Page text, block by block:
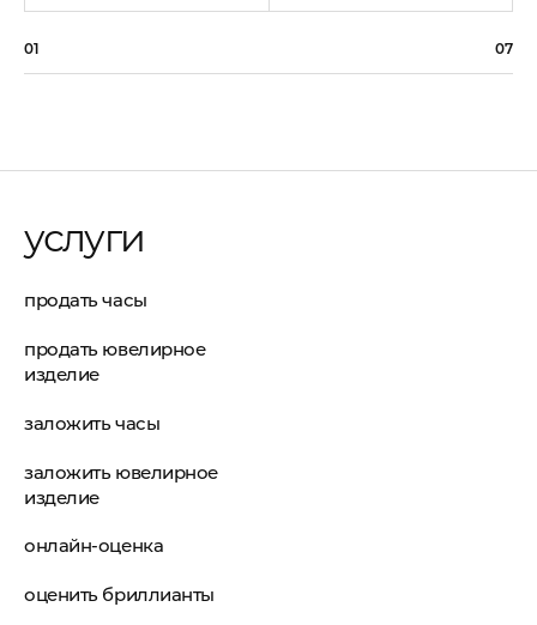
01 07
услуги
продать часы
продать ювелирное
изделие
заложить часы
заложить ювелирное
изделие
онлайн-оценка
оценить бриллианты